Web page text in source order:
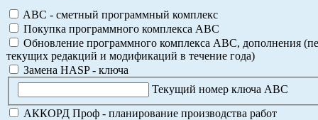
ABC - сметный программный комплекс
Покупка программного комплекса АВС
Обновление программного комплекса АВС, дополнения
текущих редакций и модификаций в течение года)
Замена HASP - ключа
Текущий номер ключа АВС
АККОРД Проф - планирование производства работ